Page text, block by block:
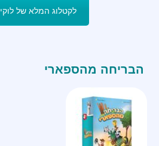
לקטלוג המלא של לוקי
הבריחה מהספארי